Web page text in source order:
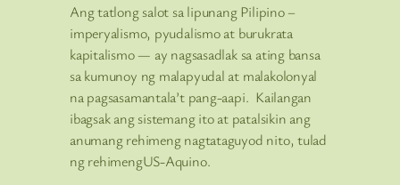
Ang tatlong salot sa lipunang Pilipino –
imperyalismo, pyudalismo at burukrata
kapitalismo — ay nagsasadlak sa ating bansa
sa kumunoy ng malapyudal at malakolonyal
na pagsasamantala’t pang-aapi. Kailangan
ibagsak ang sistemang ito at patalsikin ang
anumang rehimeng nagtataguyod nito, tulad
ng rehimengUS-Aquino.